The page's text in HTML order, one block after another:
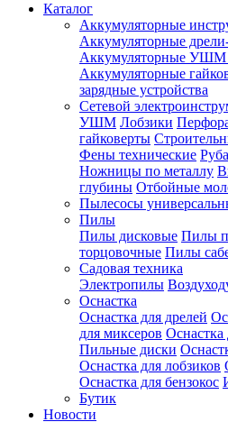
Каталог
Аккумуляторные
Аккумуляторные
Аккумуляторные УШМ
Аккумуляторные
зарядные устройства
Сетевой
УШМ Лобзики
гайковерты
Фены технические
Ножницы по металлу
глубины Отбойные
Пылесосы
Пилы
Пилы дисковые Пилы
торцовочные Пилы
Садовая техника
Электропилы
Оснастка
Оснастка для дрелей
для миксеров Оснастка
Пильные диски
Оснастка для лобзиков
Оснастка для бензокос
Бутик
Новости